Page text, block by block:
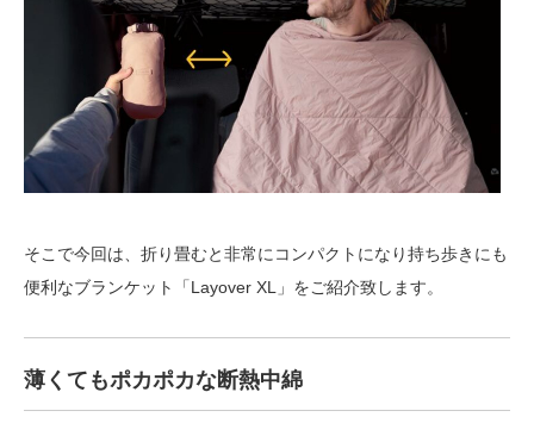
そこで今回は、折り畳むと非常にコンパクトになり持ち歩きにも
便利なブランケット「Layover XL」をご紹介致します。
薄くてもポカポカな断熱中綿